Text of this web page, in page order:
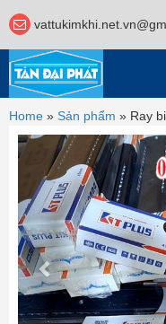
DANH MỤC
Home » Sản phẩm » Ray
Previous